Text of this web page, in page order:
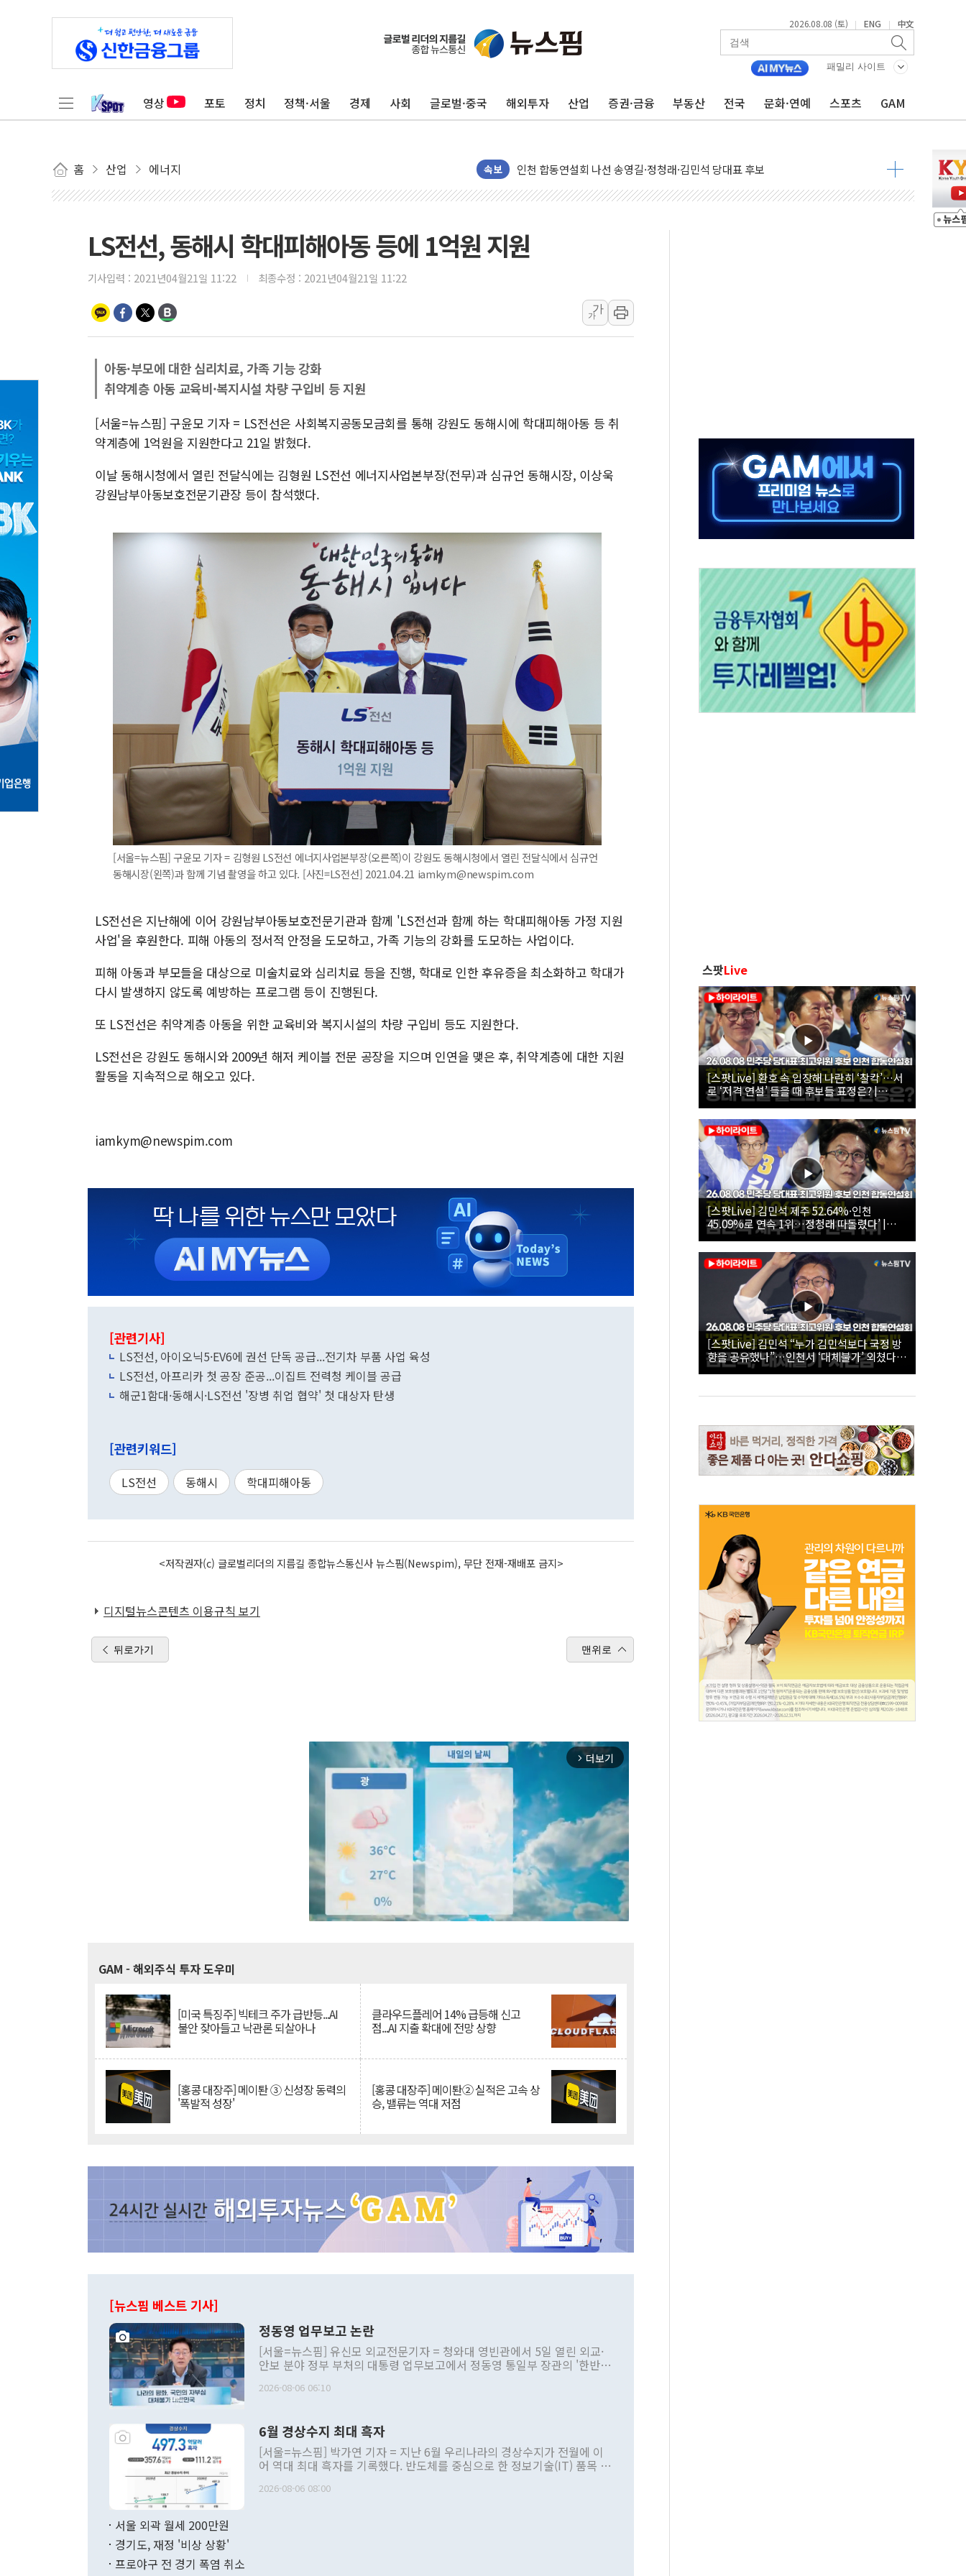
2026.08.08 (토) | ENG | 中文
패밀리 사이트
영상 포토 정치 정책·서울 경제 사회 글로벌·중국 해외투자 산업 증권·금융 부동산 전국 문화·연예 스포츠 GAM
홈 산업 에너지 속보
울진·영덕 '호우특보'-포항 '산사태 주의보'...경북도, 호우 피해·통제구간 없어
[종합] 김민석, 정청래에 '0.86%p' 차 재역전 성공...金 45.42% vs 鄭 44.56%
김민석, 2주차 제주·인천 경선서 정청래에 승리...47.75% vs 42.08%
인사하는 김민석 당대표 후보
[속보] 민주, 인천 경선 결과 발표...김민석 45.09% 정청래 43.27% 송영길 11.63%
[속보] 민주, 제주 경선 결과 발표...김민석 52.64% 정청래 39.89% 송영길 7.47%
美, 이란전 출구전략 만지작…공습 한계·탄약 부족 현실화
강릉·동해·삼척 시간당 최대 50㎜ 폭우…강원 동해안 강한 비 이어져
폐기물 수거하다 참변…60대 환경미화원 수거차에 치여 사망
추미애, '위안부' 피해자 기림의 날 참석..."국제적 시민 연대로 목소리 내야"
인천 선재도 갯벌서 해루질 중 실종 60대 나흘만에 숨진 채 발견
인천서 말다툼 중 어머니 흉기 살해 10대 아들 체포
'화합' 꺼낸 김민석에 '뻔뻔' 받아친 정청래…제주 연설서 신경전 고조
李대통령, ISA 개편 재검토 지시…與 "적극 환영"·野 "졸속 국정"
LS전선, 동해시 학대피해아동 등에 1억원 지원
기사입력 : 2021년04월21일 11:22 최종수정 : 2021년04월21일 11:22
가
가
아동·부모에 대한 심리치료, 가족 기능 강화
취약계층 아동 교육비·복지시설 차량 구입비 등 지원
[서울=뉴스핌] 구윤모 기자 = LS전선은 사회복지공동모금회를 통해 강원도 동해시에 학대피해아동 등 취
약계층에 1억원을 지원한다고 21일 밝혔다.
이날 동해시청에서 열린 전달식에는 김형원 LS전선 에너지사업본부장(전무)과 심규언 동해시장, 이상욱
강원남부아동보호전문기관장 등이 참석했다.
[서울=뉴스핌] 구윤모 기자 = 김형원 LS전선 에너지사업본부장(오른쪽)이 강원도 동해시청에서 열린 전달식에서 심규언
동해시장(왼쪽)과 함께 기념 촬영을 하고 있다. [사진=LS전선] 2021.04.21 iamkym@newspim.com
LS전선은 지난해에 이어 강원남부아동보호전문기관과 함께 'LS전선과 함께 하는 학대피해아동 가정 지원
사업'을 후원한다. 피해 아동의 정서적 안정을 도모하고, 가족 기능의 강화를 도모하는 사업이다.
피해 아동과 부모들을 대상으로 미술치료와 심리치료 등을 진행, 학대로 인한 후유증을 최소화하고 학대가
다시 발생하지 않도록 예방하는 프로그램 등이 진행된다.
또 LS전선은 취약계층 아동을 위한 교육비와 복지시설의 차량 구입비 등도 지원한다.
LS전선은 강원도 동해시와 2009년 해저 케이블 전문 공장을 지으며 인연을 맺은 후, 취약계층에 대한 지원
활동을 지속적으로 해오고 있다.
iamkym@newspim.com
[관련기사]
LS전선, 아이오닉5·EV6에 권선 단독 공급...전기차 부품 사업 육성
LS전선, 아프리카 첫 공장 준공...이집트 전력청 케이블 공급
해군1함대·동해시·LS전선 '장병 취업 협약' 첫 대상자 탄생
[관련키워드]
LS전선 동해시 학대피해아동
<저작권자(c) 글로벌리더의 지름길 종합뉴스통신사 뉴스핌(Newspim), 무단 전재-재배포 금지>
디지털뉴스콘텐츠 이용규칙 보기
뒤로가기 맨위로
arrow_forward_ios 더보기
GAM - 해외주식 투자 도우미
[미국 특징주] 빅테크 주가 급반등...AI
불안 잦아들고 낙관론 되살아나
클라우드플레어 14% 급등해 신고
점...AI 지출 확대에 전망 상향
[홍콩 대장주] 메이퇀 ③ 신성장 동력의
'폭발적 성장'
[홍콩 대장주] 메이퇀② 실적은 고속 상
승, 밸류는 역대 저점
[뉴스핌 베스트 기사]
정동영 업무보고 논란
[서울=뉴스핌] 유신모 외교전문기자 = 청와대 영빈관에서 5일 열린 외교·
안보 분야 정부 부처의 대통령 업무보고에서 정동영 통일부 장관의 '한반도
발언 중에는 정부 내 조율을 거치지 않은 사안을 정책으로 추진하겠다고 공
주의적 희망에 근거한 비현실적 구상'이라는 비판을 내놨다. 그동안 정 장
관의 대북 정책 관련 발언이 물의를 빚은 적은 여러 번 있지만 대통령과 유
관 부처 장관이 공개적으로 부정적 입장을 표명한 것은 이례적이다. 정 장
관의 무리한 대북 접근법과 월권을 제어해야 한다는 목소리도 높아지고 있
다. [정동영 통일부 장관이 지난달 23일 오후 서울 종로구 정부서울청사에
2026-08-06 06:10
6월 경상수지 최대 흑자
[서울=뉴스핌] 박가연 기자 = 지난 6월 우리나라의 경상수지가 전월에 이
어 역대 최대 흑자를 기록했다. 반도체를 중심으로 한 정보기술(IT) 품목 수
료=한국은행] 한국은행이 6일 발표한 '2026년 6월 국제수지(잠정)'에 따르
2026-08-06 08:00
서울 외곽 월세 200만원
경기도, 재정 '비상 상황'
프로야구 전 경기 폭염 취소
스팟Live
[스팟Live] 환호 속 입장해 나란히 ‘찰칵’…서
로 ‘저격 연설’ 들을 때 후보들 표정은? |
26.08.08 더불어민주당 당대표·최고위원 후
보 인천 합동연설회
[스팟Live] 김민석 제주 52.64%·인천
45.09%로 연속 1위…정청래 따돌렸다’ |
26.08.08 더불어민주당 당대표·최고위원 후
보 인천 합동연설회
[스팟Live] 김민석 “누가 김민석보다 국정 방
향을 공유했나”…인천서 ‘대체불가’ 외쳤다 |
26.08.08 더불어민주당 당대표·최고위원 후